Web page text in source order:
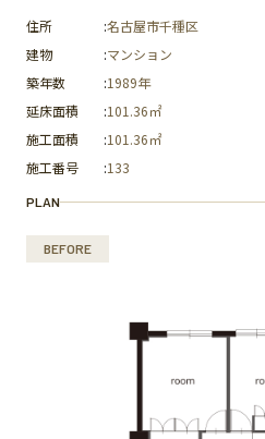
住所 :名古屋市千種区
建物
:マンション
築年数
:1989年
延床面積
:101.36㎡
施工面積
:101.36㎡
施工番号
:133
PLAN
BEFORE